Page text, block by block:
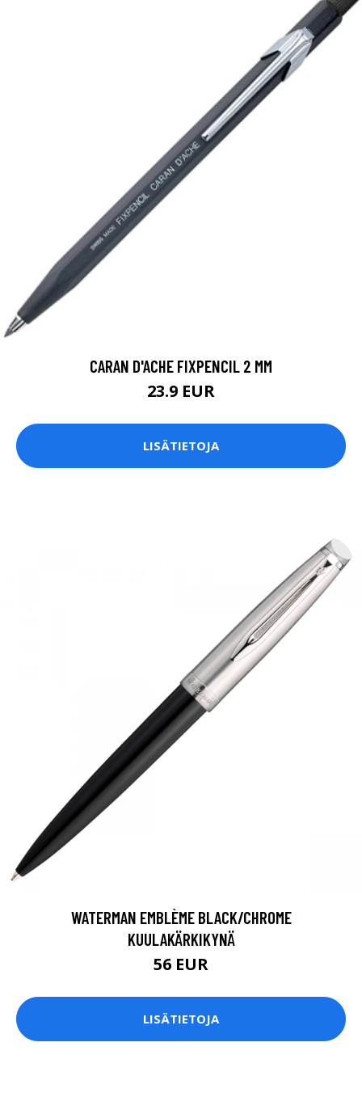
CARAN D'ACHE FIXPENCIL 2 MM
23.9 EUR
LISÄTIETOJA
WATERMAN EMBLÈME BLACK/CHROME
KUULAKÄRKIKYNÄ
56 EUR
LISÄTIETOJA